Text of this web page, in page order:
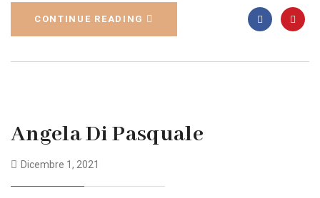
CONTINUE READING
Angela Di Pasquale
Dicembre 1, 2021